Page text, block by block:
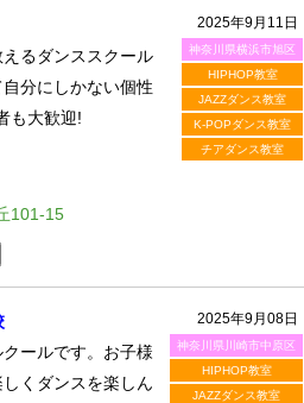
2025年9月11日
神奈川県横浜市旭区
HIPHOP教室
JAZZダンス教室
K-POPダンス教室
チアダンス教室
るダンススクール
分にしかない個性
も大歓迎!
101-15
2025年9月08日
神奈川県川崎市中原区
HIPHOP教室
JAZZダンス教室
ールです。お子様
くダンスを楽しん